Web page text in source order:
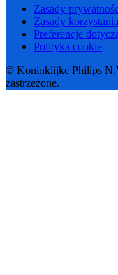
Zasady
Zasady korzystania
Preferencje
Polityka cookie
© Koninklijke Philips
zastrzeżone.